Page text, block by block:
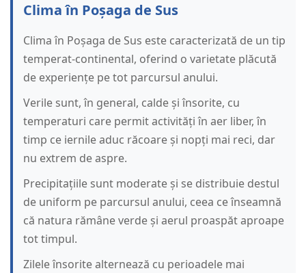
Clima în Poșaga de Sus
Clima în Poșaga de Sus este caracterizată de un tip
temperat-continental, oferind o varietate plăcută
de experiențe pe tot parcursul anului.
Verile sunt, în general, calde și însorite, cu
temperaturi care permit activități în aer liber, în
timp ce iernile aduc răcoare și nopți mai reci, dar
nu extrem de aspre.
Precipitațiile sunt moderate și se distribuie destul
de uniform pe parcursul anului, ceea ce înseamnă
că natura rămâne verde și aerul proaspăt aproape
tot timpul.
Zilele însorite alternează cu perioadele mai